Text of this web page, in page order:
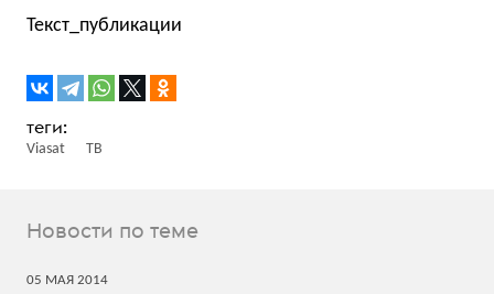
Текст_публикации
Viasat ТВ
Новости по теме
05 МАЯ 2014